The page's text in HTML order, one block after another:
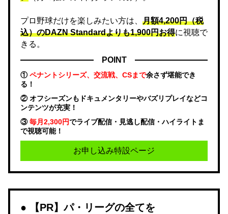
プロ野球だけを楽しみたい方は、 月額4,200円（税
込）のDAZN Standard​よりも1,900円お得に視聴で
きる。
POINT
①ペナントシリーズ、交流戦、CSまで余さず堪能でき
る！
② オフシーズンもドキュメンタリーやバズリプレイなどコ
ンテンツが充実！
③毎月2,300円でライブ配信・見逃し配信・ハイライトま
で視聴可能！
お申し込み特設ページ
【PR】パ・リーグの全てを